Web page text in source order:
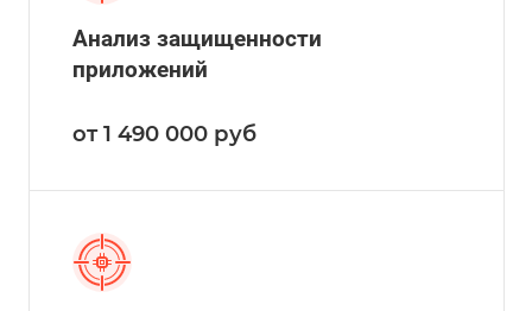
Анализ защищенности
приложений
от 1 490 000 руб